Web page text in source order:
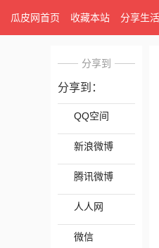
瓜皮网首页 收藏本站 分享生
分享到
分享到：
QQ空间
新浪微博
腾讯微博
人人网
微信